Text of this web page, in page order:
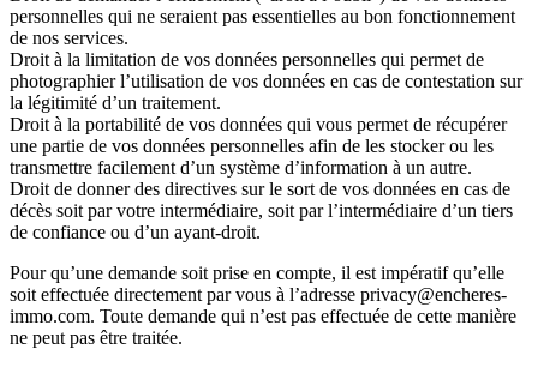
personnelles qui ne seraient pas essentielles au bon fonctionnement
de nos services.
Droit à la limitation de vos données personnelles qui permet de
photographier l’utilisation de vos données en cas de contestation sur
la légitimité d’un traitement.
Droit à la portabilité de vos données qui vous permet de récupérer
une partie de vos données personnelles afin de les stocker ou les
transmettre facilement d’un système d’information à un autre.
Droit de donner des directives sur le sort de vos données en cas de
décès soit par votre intermédiaire, soit par l’intermédiaire d’un tiers
de confiance ou d’un ayant-droit.
Pour qu’une demande soit prise en compte, il est impératif qu’elle
soit effectuée directement parvous à l’adresse privacy@encheres-
immo.com. Toute demande qui n’est pas effectuée de cette manière
ne peut pas être traitée.